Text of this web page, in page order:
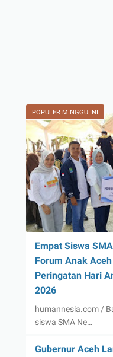
POPULER MINGGU INI
Empat Siswa
Forum Anak
Peringatan Hari
2026
humannesia.com /
siswa SMA Ne…
Gubernur Aceh